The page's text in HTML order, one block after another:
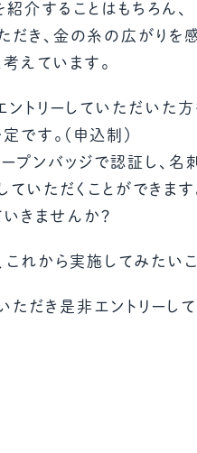
JCDA認定インストラク
介することはもちろん、
だき、金の糸の広がりを感
えています。
トリーしていただいた方
です。（申込制）
プンバッジで認証し、名
いただくことができます
きませんか？
れから実施してみたい
だき是非エントリーして